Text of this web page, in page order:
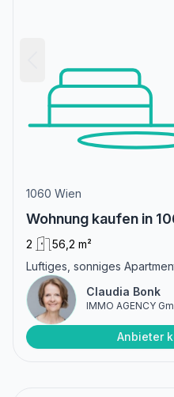
1060 Wien
Wohnung kaufen in
2
56,2 m²
Luftiges, sonniges
Claudia Bonk
IMMO AGENCY
Anbieter